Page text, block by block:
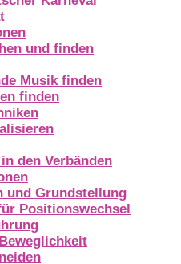
und finden
Musik finden
finden
den Verbänden
und Grundstellung
Positionswechsel